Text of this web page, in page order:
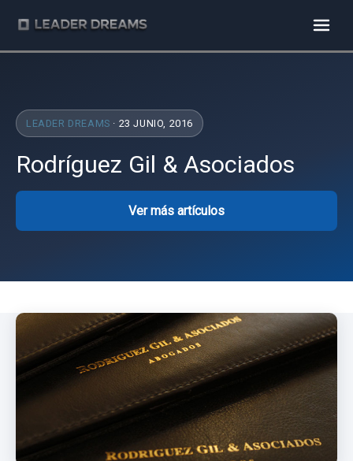
LEADER DREAMS · 23 JUNIO, 2016
Rodríguez Gil & Asociados
Ver más artículos